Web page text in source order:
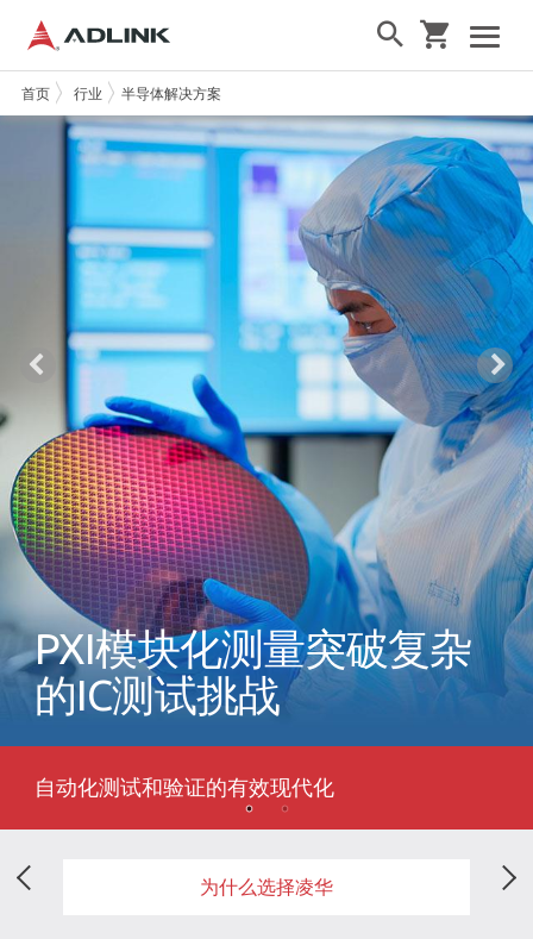
首页 行业 半导体解决方案
PXI模块化测量突破复杂
的IC测试挑战
自动化测试和验证的有效现代化
为什么选择凌华